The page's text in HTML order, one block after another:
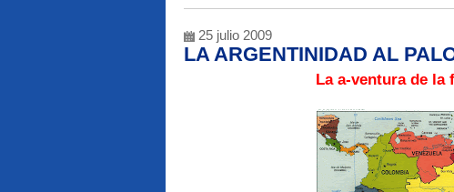
25 julio 2009
LA ARGENTINIDAD AL
La a-ventura de la